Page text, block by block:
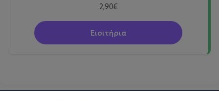
2,90€
Εισιτήρια